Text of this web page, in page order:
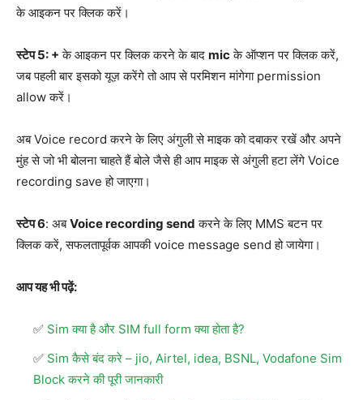
के आइकन पर क्लिक करें।
स्टेप 5: + के आइकन पर क्लिक करने के बाद micके ऑप्शन पर क्लिक करें,
जब पहली बार इसको यूज़ करेंगे तो आप से परमिशन मांगेगा permission
allow करें।
अब Voice record करने के लिए अंगुली से माइक को दबाकर रखें और अपने
मुंह से जो भी बोलना चाहते हैं बोले जैसे ही आप माइक से अंगुली हटा लेंगे Voice
recording save हो जाएगा।
स्टेप 6: अबVoice recording send करने के लिए MMS बटन पर
क्लिक करें, सफलतापूर्वक आपकी voice message send हो जायेगा।
आप यह भी पढ़ें:
Sim क्या है और SIM full form क्या होता है?
Sim कैसे बंद करे – jio, Airtel, idea, BSNL, Vodafone Sim
Block करने की पूरी जानकारी